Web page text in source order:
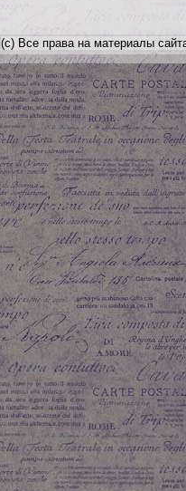
(с) Все права на материалы